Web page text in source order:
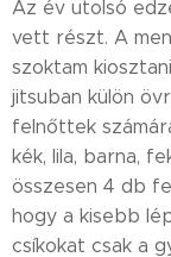
Az év utolsó
vett részt. A
szoktam
jitsuban külön
felnőttek
kék, lila, barna,
összesen 4 db
hogy a kisebb
csíkokat csak a